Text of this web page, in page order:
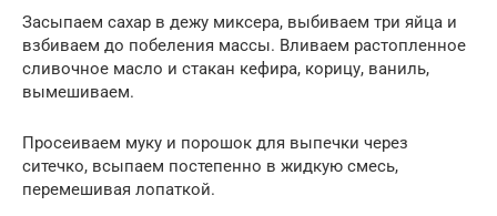
Засыпаем сахар в дежу миксера, выбиваем три яйца и
взбиваем до побеления массы. Вливаем растопленное
сливочное масло и стакан кефира, корицу, ваниль,
вымешиваем.
Просеиваем муку и порошок для выпечки через
ситечко, всыпаем постепенно в жидкую смесь,
перемешивая лопаткой.